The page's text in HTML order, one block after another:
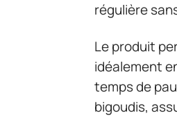
régulière
Le produit
idéalement
temps de
bigoudis,